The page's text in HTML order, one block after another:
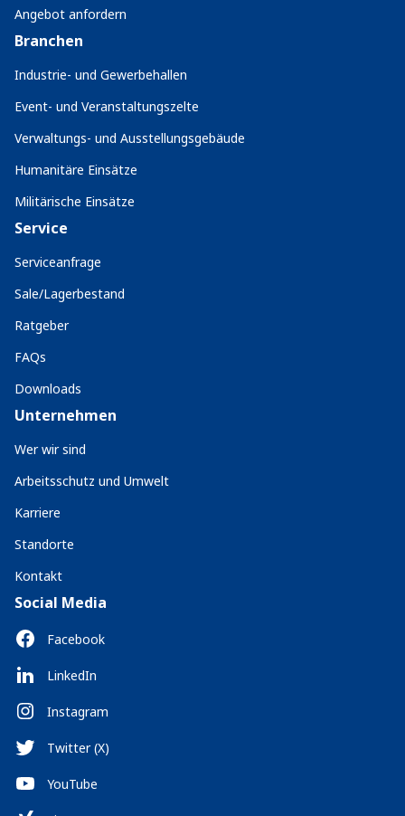
Angebot anfordern
Branchen
Industrie- und Gewerbehallen
Event- und Veranstaltungszelte
Verwaltungs- und Ausstellungsgebäude
Humanitäre Einsätze
Militärische Einsätze
Service
Serviceanfrage
Sale/Lagerbestand
Ratgeber
FAQs
Downloads
Unternehmen
Wer wir sind
Arbeitsschutz und Umwelt
Karriere
Standorte
Kontakt
Social Media
Facebook
LinkedIn
Instagram
Twitter (X)
YouTube